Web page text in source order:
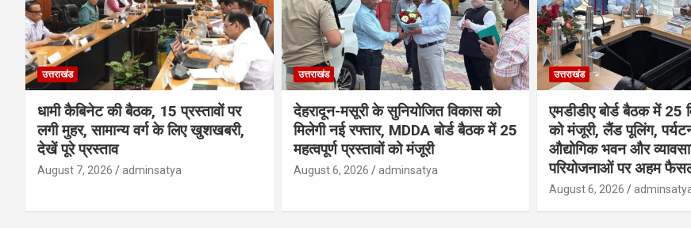
उत्तराखंड
धामी कैबिनेट की बैठक, 15 प्रस्तावों पर
लगी मुहर, सामान्य वर्ग के लिए खुशखबरी,
देखें पूरे प्रस्ताव
August 7, 2026 adminsatya
उत्तराखंड
देहरादून-मसूरी के सुनियोजित विकास को
मिलेगी नई रफ्तार, MDDA बोर्ड बैठक में 25
महत्वपूर्ण प्रस्तावों को मंजूरी
August 6, 2026 adminsatya
उत्तराखंड
एमडीडीए बोर्ड बैठक में 25
को मंजूरी, लैंड पूलिंग,
औद्योगिक भवन और
परियोजनाओं पर अहम
August 6, 2026